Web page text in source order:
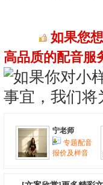
如果您
高品质的配音服
宁老师
专题配音
报价及样音